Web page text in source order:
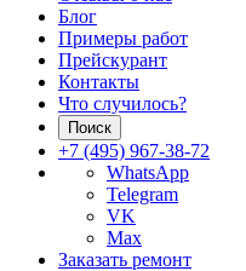
Блог
Примеры работ
Прейскурант
Контакты
Что случилось?
Поиск
+7 (495) 967-38-72
WhatsApp
Telegram
VK
Max
Заказать ремонт